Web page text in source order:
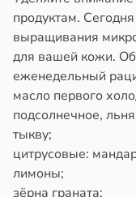
продуктам.
выращивания
для вашей кожи.
еженедельный
масло первого
подсолнечное,
тыкву;
цитрусовые:
лимоны;
зёрна граната;